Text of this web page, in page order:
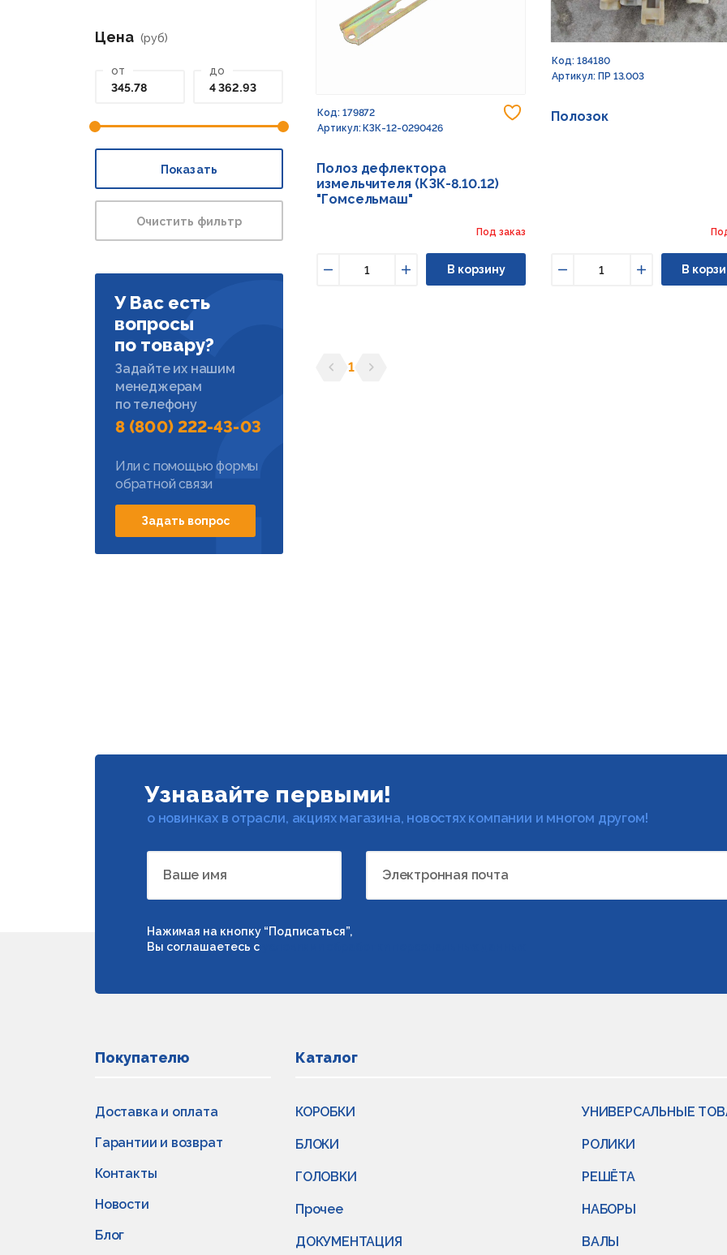
Цена (руб)
от до
Показать
Очистить фильтр
У Вас есть
вопросы
по товару?
Задайте их нашим
менеджерам
по телефону
8 (800) 222-43-03
Или с помощью формы
обратной связи
Задать вопрос
Добавить в избранное
Код: 179872
Артикул: КЗК-12-0290426
Полоз дефлектора
измельчителя (КЗК-8.10.12)
"Гомсельмаш"
Под заказ
Увеличить
В корзину
Код: 184180
Артикул: ПР 13.003
Полозок
Увеличить
В
1
Узнавайте первыми!
о новинках в отрасли, акциях магазина, новостях компании и многом другом!
Ваше имя Электронная почта
Нажимая на кнопку “Подписаться”,
Вы соглашаетесь с
Покупателю
Доставка и оплата
Гарантии и возврат
Контакты
Новости
Блог
Каталог
КОРОБКИ
БЛОКИ
ГОЛОВКИ
Прочее
ДОКУМЕНТАЦИЯ
УНИВЕРСАЛЬНЫЕ
РОЛИКИ
РЕШЁТА
НАБОРЫ
ВАЛЫ